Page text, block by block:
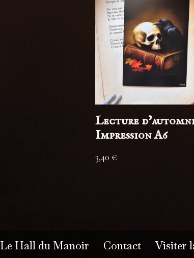
Lecture
Impression A6
3,40 €
Le Hall du Manoir Contact Visiter